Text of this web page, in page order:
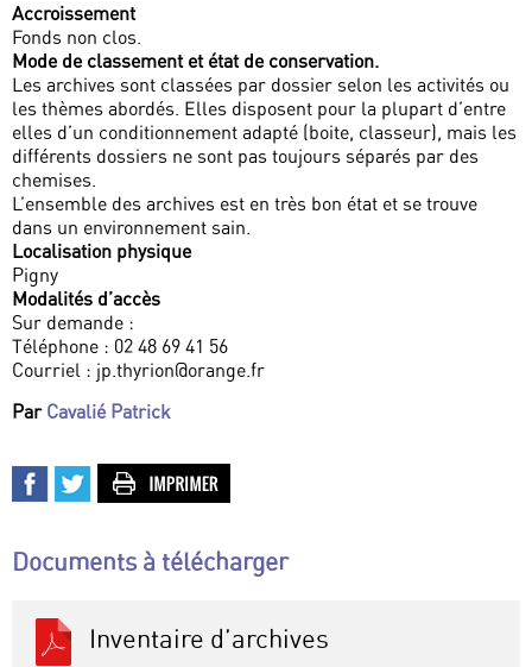
Accroissement
Fonds non clos.
Mode de classement et état de conservation.
Les archives sont classées par dossier selon les activités ou
les thèmes abordés. Elles disposent pour la plupart d’entre
elles d’un conditionnement adapté (boite, classeur), mais les
différents dossiers ne sont pas toujours séparés par des
chemises.
L’ensemble des archives est en très bon état et se trouve
dans un environnement sain.
Localisation physique
Pigny
Modalités d’accès
Sur demande :
Téléphone : 02 48 69 41 56
Courriel : jp.thyrion@orange.fr
Par Cavalié Patrick
Documents à télécharger
Inventaire d’archives